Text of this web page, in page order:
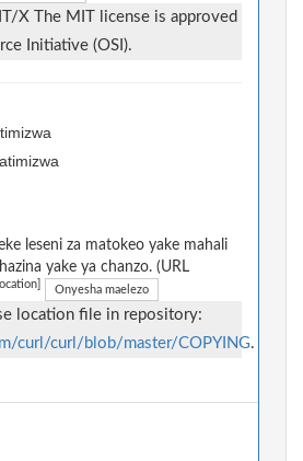
X The MIT license is approved
Initiative (OSI).
leseni za matokeo yake mahali
yake ya chanzo. (URL
Onyesha maelezo
location file in repository:
curl/curl/blob/master/COPYING.